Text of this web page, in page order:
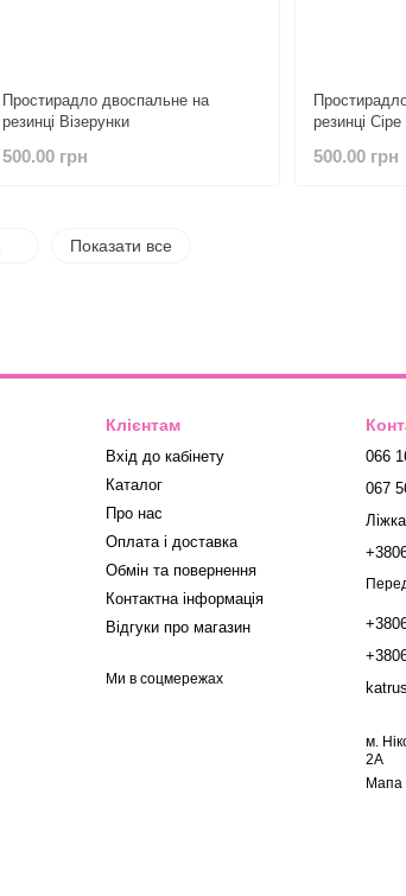
Простирадло двоспальне на
резинці Візерунки
500.00 грн
резинці Сіре
500.00 грн
Показати все
Клієнтам
Вхід до кабінету
Каталог
Про нас
Оплата і доставка
Обмін та повернення
Контактна інформація
Відгуки про магазин
Ми в соцмережах
066
067
Ліжка
м.
2А
Мапа